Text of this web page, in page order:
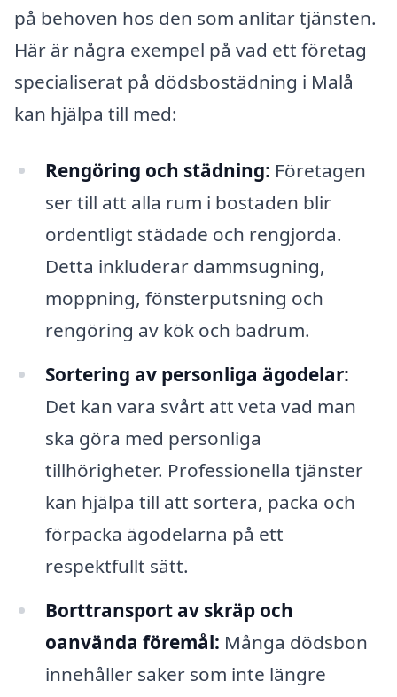
på behoven hos den som anlitar tjänsten.
Här är några exempel på vad ett företag
specialiserat på dödsbostädning i Malå
kan hjälpa till med:
Rengöring och städning: Företagen
ser till att alla rum i bostaden blir
ordentligt städade och rengjorda.
Detta inkluderar dammsugning,
moppning, fönsterputsning och
rengöring av kök och badrum.
Sortering av personliga ägodelar:
Det kan vara svårt att veta vad man
ska göra med personliga
tillhörigheter. Professionella tjänster
kan hjälpa till att sortera, packa och
förpacka ägodelarna på ett
respektfullt sätt.
Borttransport av skräp och
oanvända föremål: Många dödsbon
innehåller saker som inte längre